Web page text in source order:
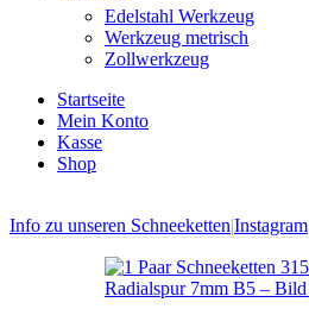
Edelstahl Werkzeug
Werkzeug metrisch
Zollwerkzeug
Startseite
Mein Konto
Kasse
Shop
Info zu unseren Schneeketten|Instagram